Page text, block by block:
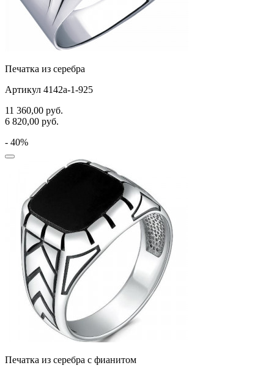
спичка
стрекозы и мотыльки
человечки
череп и кости
яблочки
якорь
ящерки
Печатка из серебра
Артикул 4142а-1-925
11 360,00 руб.
6 820,00 руб.
- 40%
Печатка из серебра с фианитом